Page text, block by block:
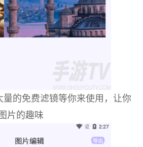
的免费滤镜等你来使用，让你
片的趣味